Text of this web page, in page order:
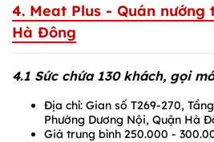
4. Meat Plus - Quán nướng
Hà Đông
4.1 Sức chứa 130 khách, gọi
Địa chỉ: Gian số T269-270,
Phường Dương Nội, Quận Hà
Giá trung bình 250.000 -